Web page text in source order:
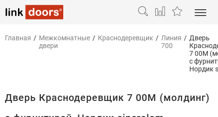
Главная / Межкомнатные
двери
/ Краснодеревщик / Линия
700
/ Дверь
7 00М
с
Нордик
Дверь Краснодеревщик 7 00М (молдинг)